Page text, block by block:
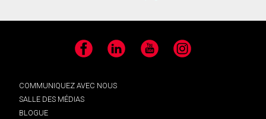
Facebook LinkedIn YouTube Instagram
COMMUNIQUEZ AVEC NOUS
SALLE DES MÉDIAS
BLOGUE